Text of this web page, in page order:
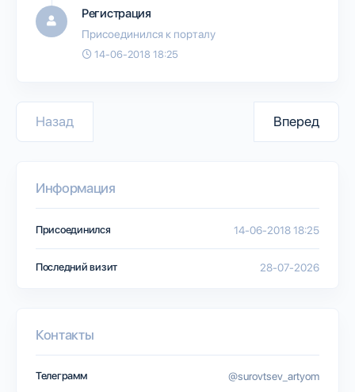
Регистрация
Присоединился к порталу
14-06-2018 18:25
Назад Вперед
Информация
Присоединился 14-06-2018 18:25
Последний визит 28-07-2026
Контакты
Телеграмм @surovtsev_artyom